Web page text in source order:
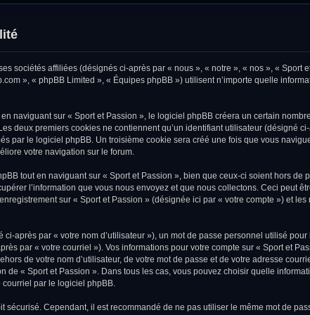
sociétés affiliées (désignés ci-après par « nous », « notre », « nos », « Sport
», « phpBB Limited », « Équipes phpBB ») utilisent n’importe quelle
naviguant sur « Sport et Passion », le logiciel phpBB créera un certain
deux premiers cookies ne contiennent qu’un identifiant utilisateur (désigné
par le logiciel phpBB. Un troisième cookie sera créé une fois que vous
votre navigation sur le forum.
tout en naviguant sur « Sport et Passion », bien que ceux-ci soient hors
l’information que vous nous envoyez et que nous collectons. Ceci peut
sur « Sport et Passion » (désignée ici par « votre compte ») et
après par « votre nom d’utilisateur »), un mot de passe personnel utilisé
par « votre courriel »). Vos informations pour votre compte sur « Sport et
de votre nom d’utilisateur, de votre mot de passe et de votre adresse
de « Sport et Passion ». Dans tous les cas, vous pouvez choisir quelle
courriel par le logiciel phpBB.
sécurisé. Cependant, il est recommandé de ne pas utiliser le même mot de